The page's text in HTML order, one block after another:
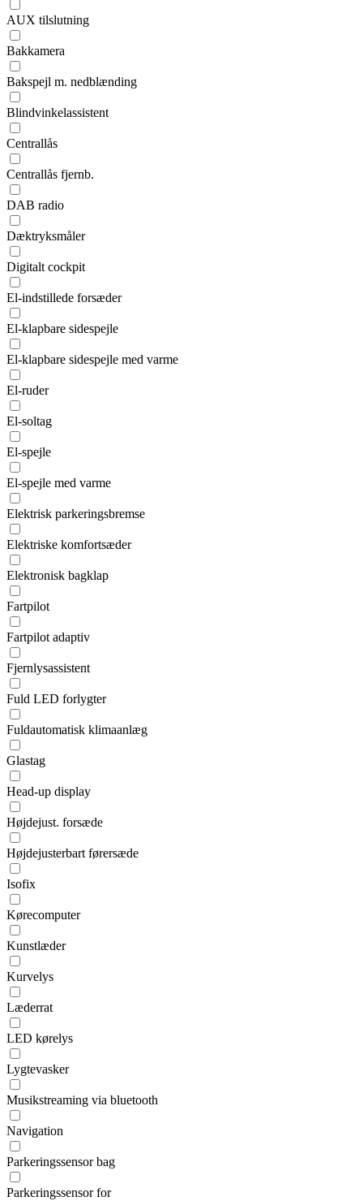
AUX tilslutning
Bakkamera
Bakspejl m. nedblænding
Blindvinkelassistent
Centrallås
Centrallås fjernb.
DAB radio
Dæktryksmåler
Digitalt cockpit
El-indstillede forsæder
El-klapbare sidespejle
El-klapbare sidespejle med varme
El-ruder
El-soltag
El-spejle
El-spejle med varme
Elektrisk parkeringsbremse
Elektriske komfortsæder
Elektronisk bagklap
Fartpilot
Fartpilot adaptiv
Fjernlysassistent
Fuld LED forlygter
Fuldautomatisk klimaanlæg
Glastag
Head-up display
Højdejust. forsæde
Højdejusterbart førersæde
Isofix
Kørecomputer
Kunstlæder
Kurvelys
Læderrat
LED kørelys
Lygtevasker
Musikstreaming via bluetooth
Navigation
Parkeringssensor bag
Parkeringssensor for